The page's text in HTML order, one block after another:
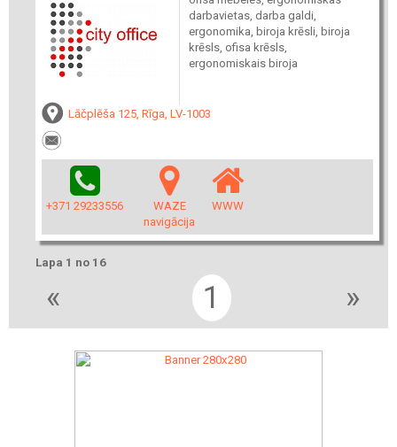
darbavietas, darba galdi,
ergonomika, biroja krēsli, biroja
krēsls, ofisa krēsls,
ergonomiskais biroja
Lāčplēša 125, Rīga, LV-1003
+371 29233556
WAZE
navigācija
WWW
Lapa 1 no 16
« 1 »